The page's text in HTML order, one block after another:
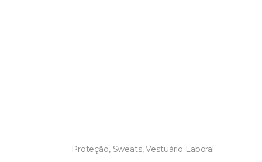
Proteção, Sweats,Vestuário Laboral